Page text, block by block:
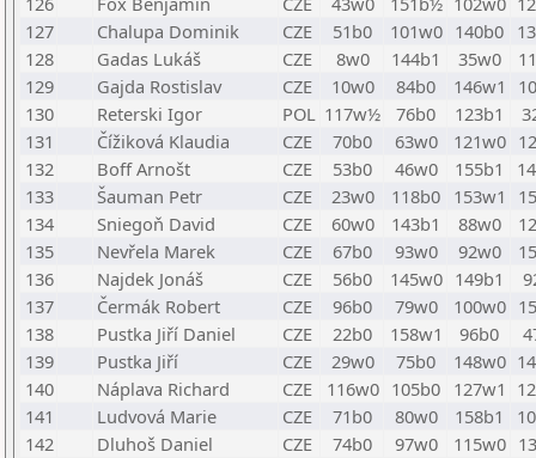
127
Chalupa Dominik CZE 51b0 101w0 140b0
128
Gadas Lukáš CZE 8w0 144b1 35w0
129
Gajda Rostislav CZE 10w0 84b0 146w1
130
Reterski Igor POL 117w½ 76b0 123b1
131
Čížiková Klaudia CZE 70b0 63w0 121w0
132
Boff Arnošt CZE 53b0 46w0 155b1
133
Šauman Petr CZE 23w0 118b0 153w1
134
Sniegoň David CZE 60w0 143b1 88w0
135
Nevřela Marek CZE 67b0 93w0 92w0
136
Najdek Jonáš CZE 56b0 145w0 149b1
137
Čermák Robert CZE 96b0 79w0 100w0
138
Pustka Jiří Daniel CZE 22b0 158w1 96b0
139
Pustka Jiří CZE 29w0 75b0 148w0
140
Náplava Richard CZE 116w0 105b0 127w1
141
Ludvová Marie CZE 71b0 80w0 158b1
142
Dluhoš Daniel CZE 74b0 97w0 115w0